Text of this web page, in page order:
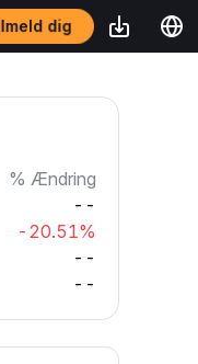
dig
% Ændring
--
-20.51%
--
--